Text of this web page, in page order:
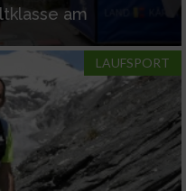
am
LAUFSPORT